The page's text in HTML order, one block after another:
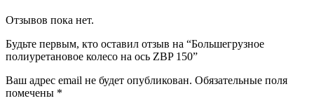
Отзывов пока нет.
Будьте первым, кто оставил отзыв на “Большегрузное
полиуретановое колесо на ось ZBP 150”
Ваш адрес email не будет опубликован. Обязательные поля
помечены *